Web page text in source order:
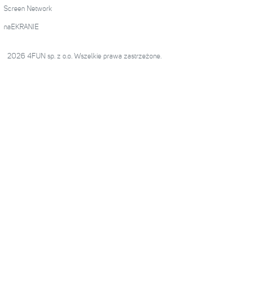
Screen Network
naEKRANIE
2026 4FUN sp. z o.o. Wszelkie prawa zastrzeżone.